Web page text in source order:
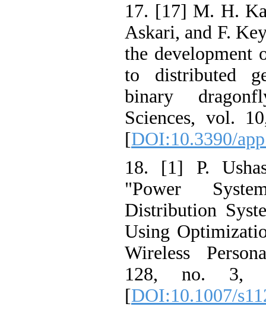
17. [17] M. H.
Askari, and F.
the development
to distributed
binary
Sciences, vol.
[DOI:10.3390/
18. [1] P.
"Power
Distribution
Using
Wireless
128, no. 3,
[DOI:10.1007/